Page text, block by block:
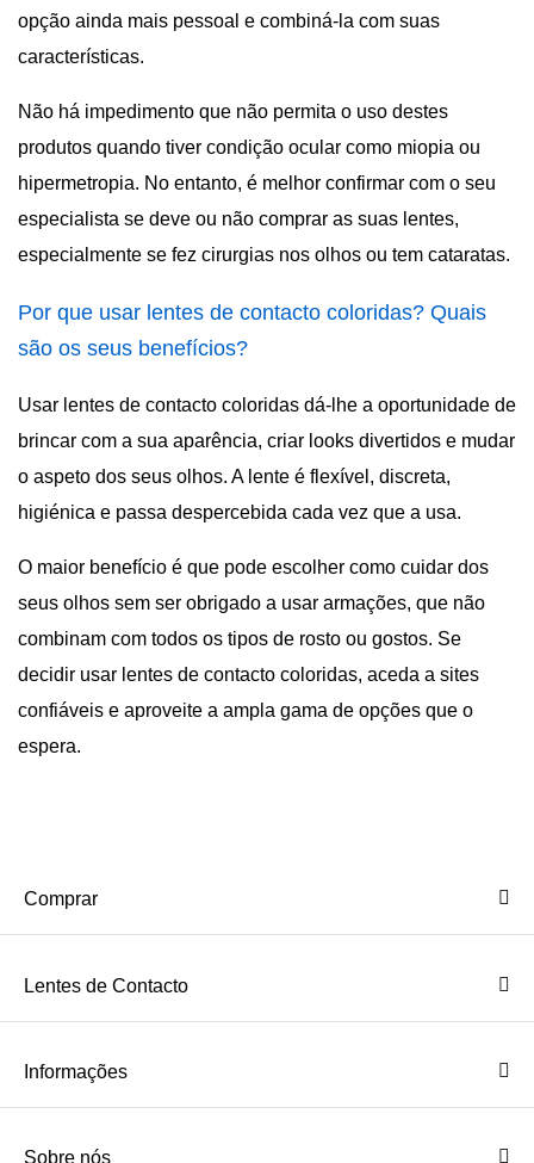
opção ainda mais pessoal e combiná-la com suas
características.
Não há impedimento que não permita o uso destes
produtos quando tiver condição ocular como miopia ou
hipermetropia. No entanto, é melhor confirmar com o seu
especialista se deve ou não comprar as suas lentes,
especialmente se fez cirurgias nos olhos ou tem cataratas.
Por que usar lentes de contacto coloridas? Quais
são os seus benefícios?
Usar lentes de contacto coloridas dá-lhe a oportunidade de
brincar com a sua aparência, criar looks divertidos e mudar
o aspeto dos seus olhos. A lente é flexível, discreta,
higiénica e passa despercebida cada vez que a usa.
O maior benefício é que pode escolher como cuidar dos
seus olhos sem ser obrigado a usar armações, que não
combinam com todos os tipos de rosto ou gostos. Se
decidir usar lentes de contacto coloridas, aceda a sites
confiáveis e aproveite a ampla gama de opções que o
espera.
Comprar
Lentes de Contacto
Informações
Sobre nós